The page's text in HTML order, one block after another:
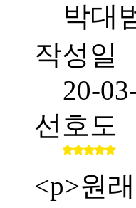
박대
작성일
20-
선호도
<p>원